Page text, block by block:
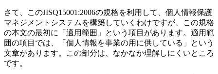
さて、このJISQ15001:2006の規格を利用して、個人情報保護
マネジメントシステムを構築していくわけですが、この規格
の本文の最初に「適用範囲」という項目があります。適用範
囲の項目では、「個人情報を事業の用に供している」という
文章があります。この部分は、なかなか理解しにくいところ
です。